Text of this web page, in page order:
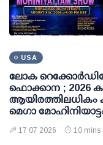
USA
ലോക
ഫൊക്കാന ;
ആയിരത്തിലധികം
മെഗാ
17 07 2026 10 mins